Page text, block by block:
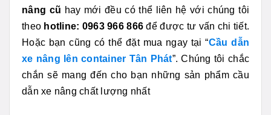
nâng cũ hay mới đều có thể liên hệ với chúng tôi
theo hotline: 0963 966 866 để được tư vấn chi tiết.
Hoặc bạn cũng có thể đặt mua ngay tại “Cầu dẫn
xe nâng lên container Tân Phát”. Chúng tôi chắc
chắn sẽ mang đến cho bạn những sản phẩm cầu
dẫn xe nâng chất lượng nhất